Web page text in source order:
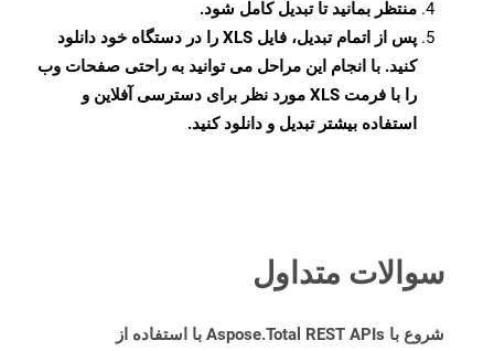
منتظر بمانید تا تبدیل کامل شود.
پس از اتمام تبدیل، فایل XLS را در دستگاه خود دانلود
کنید. با انجام این مراحل می توانید به راحتی صفحات وب
را با فرمت XLS مورد نظر برای دسترسی آفلاین و
استفاده بیشتر تبدیل و دانلود کنید.
سوالات متداول
شروع با Aspose.Total REST APIs با استفاده از